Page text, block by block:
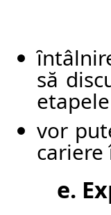
să
vor
cariere
e.